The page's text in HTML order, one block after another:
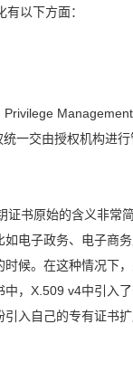
以下方面：
Privilege Management
一交由授权机构进行
证书原始的含义非常简
如电子政务、电子商
候。在这种情况下
中，X.509 v4中引入
引入自己的专有证书